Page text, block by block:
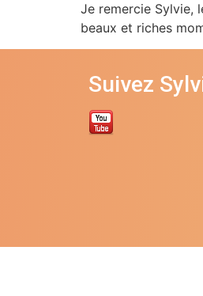
Je remercie Sylvie,
beaux et riches
Suivez